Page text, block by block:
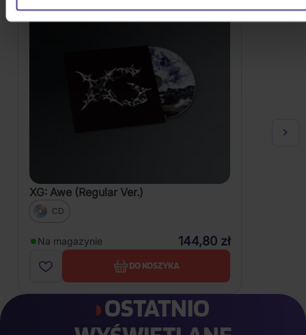
XG: Awe (Regular Ver.)
CD
Na magazynie 144,80 zł
DO KOSZYKA
OSTATNIO